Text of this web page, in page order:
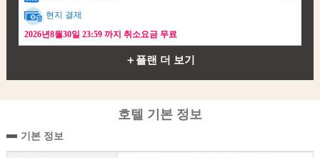
현지 결제
2026년8월30일 23:59 까지 취소요금 무료
＋플랜 더 보기
호텔 기본 정보
기본 정보